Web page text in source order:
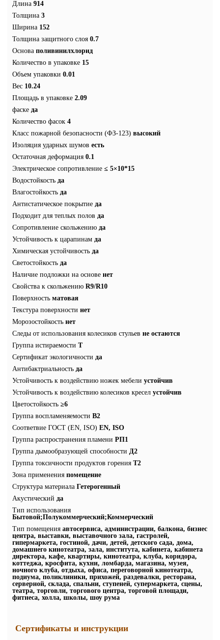
Длина 914
Толщина 3
Ширина 152
Толщина защитного слоя 0.7
Основа поливинилхлорид
Количество в упаковке 15
Объем упаковки 0.01
Вес 10.24
Площадь в упаковке 2.09
фаске да
Количество фасок 4
Класс пожарной безопасности (ФЗ-123) высокий
Изоляция ударных шумов есть
Остаточная деформация 0.1
Электрическое сопротивление ≤ 5×10*15
Водостойкость да
Влагостойкость да
Антистатическое покрытие да
Подходит для теплых полов да
Сопротивление скольжению да
Устойчивость к царапинам да
Химическая устойчивость да
Светостойкость да
Наличие подложки на основе нет
Свойства к скольжению R9/R10
Поверхность матовая
Текстура поверхности нет
Морозостойкость нет
Следы от использования колесиков стульев не остаются
Группа истираемости T
Сертификат экологичности да
Антибактриальность да
Устойчивость к воздействию ножек мебели устойчив
Устойчивость к воздействию колесиков кресел устойчив
Цветостойкость ≥6
Группа воспламеняемости В2
Соответвие ГОСТ (EN, ISO) EN, ISO
Группа распространения пламени РП1
Группа дымообразующей способности Д2
Группа токсичности продуктов горения Т2
Зона применения помещение
Структура материала Гетерогенный
Акустический да
Тип использования
Бытовой;Полукоммерческий;Коммерческий
Тип помещения автосервиса, администрации, балкона, бизнес
центра, выставки, выставочного зала, гастролей,
гипермаркета, гостиной, дачи, детей, детского сада, дома,
домашнего кинотеатра, зала, института, кабинета, кабинета
директора, кафе, квартиры, кинотеатра, клуба, коридора,
коттеджа, кросфита, кухни, ломбарда, магазина, музея,
ночного клуба, отдыха, офиса, переговорной кинотеатра,
подиума, поликлиники, прихожей, раздевалки, ресторана,
серверной, склада, спальни, ступеней, супермаркета, сцены,
театра, торговли, торгового центра, торговой площади,
фитнеса, холла, школы, шоу рума
Сертификаты и инструкции